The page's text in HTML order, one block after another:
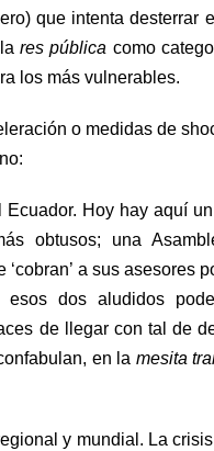
que intenta desterrar
lares pública como
los más vulnerables.
o medidas de
Hoy hay aquí
obtusos; una
a sus asesores
dos aludidos
de llegar con tal de
en la mesita
y mundial. La